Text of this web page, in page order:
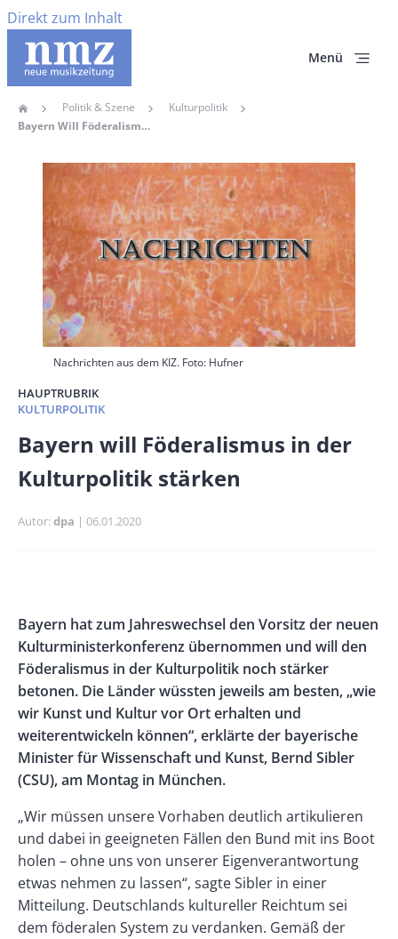
Direkt zum Inhalt
Menü
Pfadnavigation
Home Politik & Szene
Kulturpolitik
Bayern Will Föderalismus In Der Kulturpolitik Stärken
Hauptbild
Nachrichten aus dem KIZ. Foto: Hufner
HAUPTRUBRIK
KULTURPOLITIK
Banner
Size
Bayern will Föderalismus in der
Kulturpolitik stärken
Autor dpa Publikationsdatum
06.01.2020
Left
Rectangle
Right
Body
Bayern hat zum Jahreswechsel den Vorsitz der neuen
Kulturministerkonferenz übernommen und will den
Föderalismus in der Kulturpolitik noch stärker
betonen. Die Länder wüssten jeweils am besten, „wie
wir Kunst und Kultur vor Ort erhalten und
weiterentwickeln können“, erklärte der bayerische
Minister für Wissenschaft und Kunst, Bernd Sibler
(CSU), am Montag in München.
„Wir müssen unsere Vorhaben deutlich artikulieren
und dabei in geeigneten Fällen den Bund mit ins Boot
holen – ohne uns von unserer Eigenverantwortung
etwas nehmen zu lassen“, sagte Sibler in einer
Mitteilung. Deutschlands kultureller Reichtum sei
dem föderalen System zu verdanken. Gemäß der